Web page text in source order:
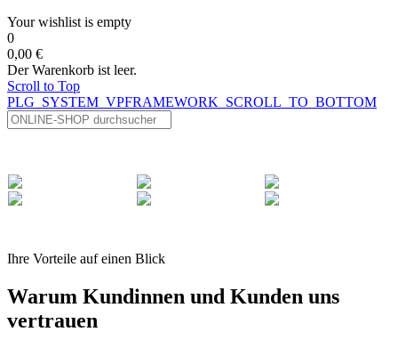
Your wishlist is empty
0
0,00 €
Der Warenkorb ist leer.
Scroll to Top
PLG_SYSTEM_VPFRAMEWORK_SCROLL_TO_BOTTOM
Ihre Vorteile auf einen Blick
Warum Kundinnen und Kunden uns
vertrauen